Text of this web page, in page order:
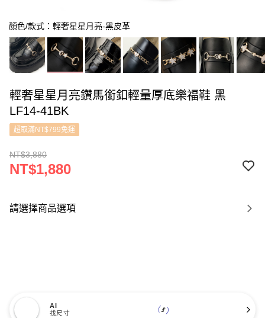
顏色/款式：輕奢星星月亮-黑皮革
輕奢星星月亮鑽馬銜釦輕量厚底樂福鞋 黑
LF14-41BK
超取滿NT$799免運
NT$3,880
NT$1,880
請選擇商品選項
AI
找尺寸